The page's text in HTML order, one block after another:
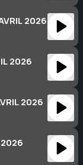
2026
2026
2026